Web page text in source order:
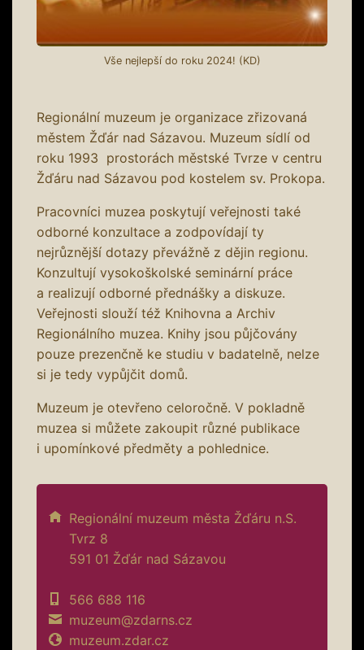
Vše nejlepší do roku 2024! (KD)
Regionální muzeum je organizace zřizovaná
městem Žďár nad Sázavou. Muzeum sídlí od
roku 1993 prostorách městské Tvrze v centru
Žďáru nad Sázavou pod kostelem sv. Prokopa.
Pracovníci muzea poskytují veřejnosti také
odborné konzultace a zodpovídají ty
nejrůznější dotazy převážně z dějin regionu.
Konzultují vysokoškolské seminární práce
a realizují odborné přednášky a diskuze.
Veřejnosti slouží též Knihovna a Archiv
Regionálního muzea. Knihy jsou půjčovány
pouze prezenčně ke studiu v badatelně, nelze
si je tedy vypůjčit domů.
Muzeum je otevřeno celoročně. V pokladně
muzea si můžete zakoupit různé publikace
i upomínkové předměty a pohlednice.
Regionální muzeum města Žďáru n.S.
Tvrz 8
591 01 Žďár nad Sázavou
566 688 116
muzeum@zdarns.cz
muzeum.zdar.cz